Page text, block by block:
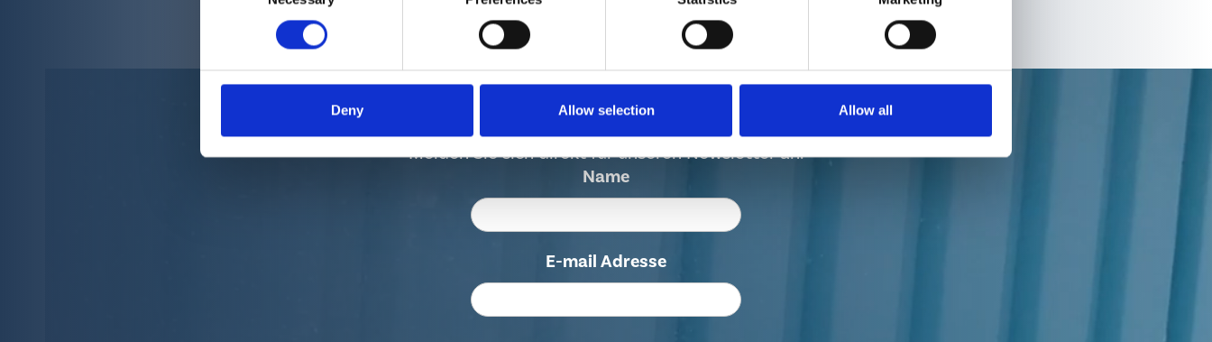
Deny Allow selection Allow all
Bleiben Sie auf dem Laufenden
Neugierig auf alle Entwicklungen und Innovationen in der Branche?
Melden Sie sich direkt für unseren Newsletter an.
Name
E-mail Adresse